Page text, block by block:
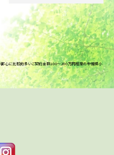
（都心に比較的多いご契約金額100～200万円程度の中規模小